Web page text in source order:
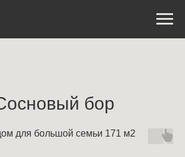
бор
для большой семьи 171 м2